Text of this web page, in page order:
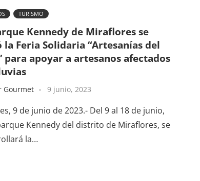
TURISMO
Kennedy de Miraflores se
la Feria Solidaria “Artesanías del
para apoyar a artesanos afectados
Gourmet 9 junio, 2023
9 de junio de 2023.- Del 9 al 18 de junio,
Kennedy del distrito de Miraflores, se
la…